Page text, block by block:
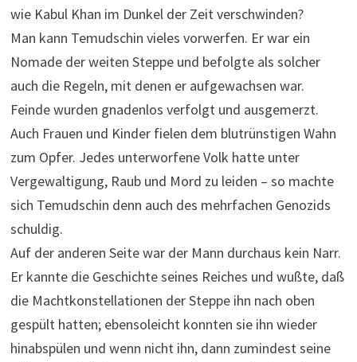
wie Kabul Khan im Dunkel der Zeit verschwinden?
Man kann Temudschin vieles vorwerfen. Er war ein
Nomade der weiten Steppe und befolgte als solcher
auch die Regeln, mit denen er aufgewachsen war.
Feinde wurden gnadenlos verfolgt und ausgemerzt.
Auch Frauen und Kinder fielen dem blutrünstigen Wahn
zum Opfer. Jedes unterworfene Volk hatte unter
Vergewaltigung, Raub und Mord zu leiden – so machte
sich Temudschin denn auch des mehrfachen Genozids
schuldig.
Auf der anderen Seite war der Mann durchaus kein Narr.
Er kannte die Geschichte seines Reiches und wußte, daß
die Machtkonstellationen der Steppe ihn nach oben
gespült hatten; ebensoleicht konnten sie ihn wieder
hinabspülen und wenn nicht ihn, dann zumindest seine